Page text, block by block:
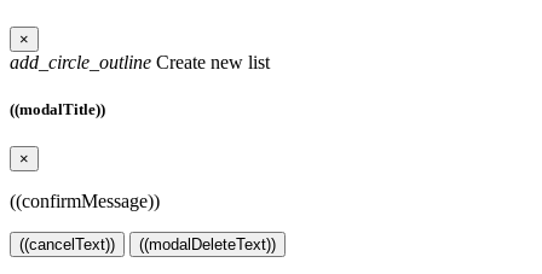
×
add_circle_outline Create new list
((modalTitle))
×
((confirmMessage))
((cancelText)) ((modalDeleteText))